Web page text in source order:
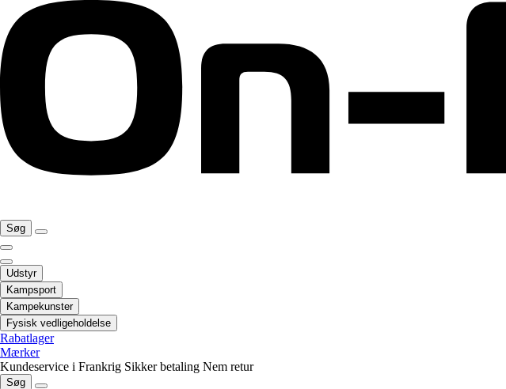
Søg
Udstyr
Kampsport
Kampekunster
Fysisk vedligeholdelse
Rabatlager
Mærker
Kundeservice i Frankrig Sikker betaling Nem retur
Søg